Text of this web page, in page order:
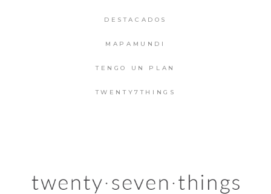
DESTACADOS
MAPAMUNDI
TENGO UN PLAN
TWENTY7THINGS